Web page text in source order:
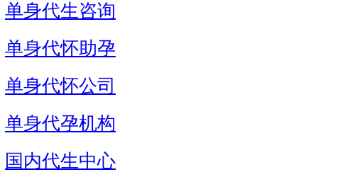
单身代生咨询
单身代怀助孕
单身代怀公司
单身代孕机构
国内代生中心